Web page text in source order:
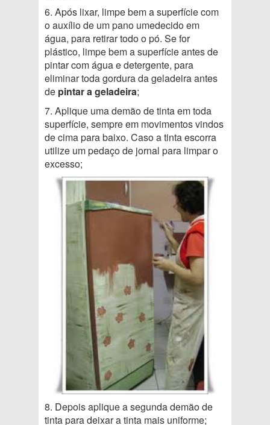
6. Após lixar, limpe bem a superfície com
o auxílio de um pano umedecido em
água, para retirar todo o pó. Se for
plástico, limpe bem a superfície antes de
pintar com água e detergente, para
eliminar toda gordura da geladeira antes
de pintar a geladeira;
7. Aplique uma demão de tinta em toda
superfície, sempre em movimentos vindos
de cima para baixo. Caso a tinta escorra
utilize um pedaço de jornal para limpar o
excesso;
8. Depois aplique a segunda demão de
tinta para deixar a tinta mais uniforme;